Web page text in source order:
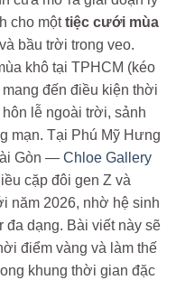
cho mộttiệc cưới mùa
bầu trời trong veo.
khô tại TPHCM (kéo
đến điều kiện thời
lễ ngoài trời, sảnh
mạn. Tại Phú Mỹ Hưng
Gòn — Chloe Gallery
cặp đôi gen Z và
năm 2026, nhờ hệ sinh
đa dạng. Bài viết này sẽ
điểm vàng và làm thế
khung thời gian đặc